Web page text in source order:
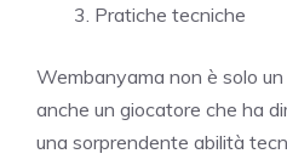
Pratiche tecniche
Wembanyama non è solo
anche un giocatore che ha
una sorprendente abilità